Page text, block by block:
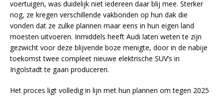
voertuigen, was duidelijk niet iedereen daar blij mee. Sterker
nog, ze kregen verschillende vakbonden op hun dak die
vonden dat ze zulke plannen maar eens in hun eigen land
moesten uitvoeren. Inmiddels heeft Audi laten weten te zijn
gezwicht voor deze blijvende boze menigte, door in de nabije
toekomst twee compleet nieuwe elektrische SUV’s in
Ingolstadt te gaan produceren.
Het proces ligt volledig in lijn met hun plannen om tegen 2025